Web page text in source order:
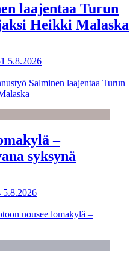
laajentaa Turun
Heikki Malaska
5.8.2026
Salminen laajentaa Turun
–
syksynä
5.8.2026
nousee lomakylä –